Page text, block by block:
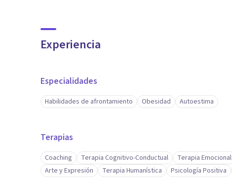
Experiencia
Especialidades
Habilidades de afrontamiento Obesidad Autoestima
Terapias
Coaching Terapia Cognitivo-Conductual Terapia Emocional
Arte y Expresión
Terapia Humanística Psicología Positiva